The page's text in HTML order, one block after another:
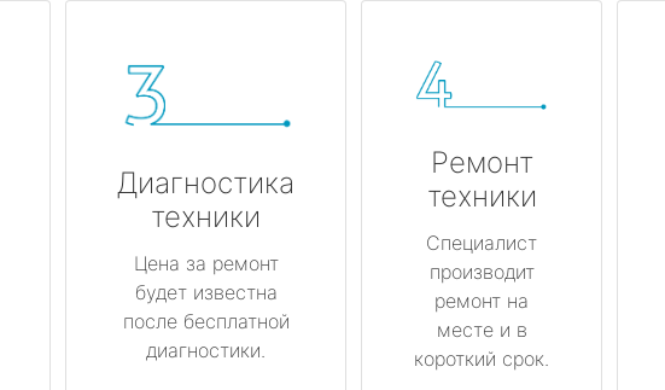
Диагностика
техники
Цена за ремонт
будет известна
после бесплатной
диагностики.
Ремонт
техники
Специалист
производит
ремонт на
месте и в
короткий срок.